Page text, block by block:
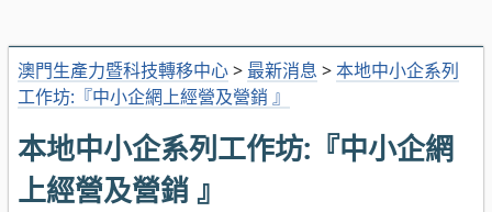
澳門生產力暨科技轉移中心> 最新消息 >本地中小企系列
工作坊:『中小企網上經營及營銷 』
本地中小企系列工作坊:『中小企網
上經營及營銷 』